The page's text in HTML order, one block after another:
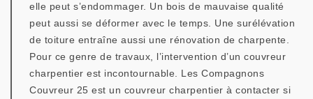
elle peut s’endommager. Un bois de mauvaise qualité
peut aussi se déformer avec le temps. Une surélévation
de toiture entraîne aussi une rénovation de charpente.
Pour ce genre de travaux, l’intervention d’un couvreur
charpentier est incontournable. Les Compagnons
Couvreur 25 est un couvreur charpentier à contacter si